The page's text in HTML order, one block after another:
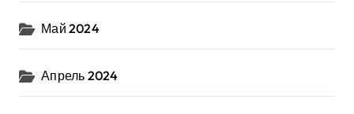
Май 2024
Апрель 2024